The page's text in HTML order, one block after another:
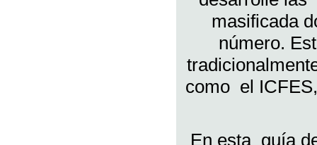
masificada
número.
como el
En esta guía